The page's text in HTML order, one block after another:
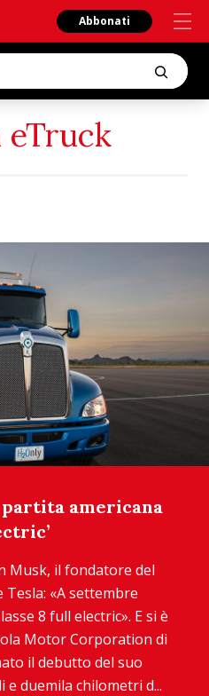
Abbonati
eTruck
americana
Musk, il fondatore del
«A settembre
8 full electric». E si è
Motor Corporation di
il debutto del suo
e duemila chilometri d...